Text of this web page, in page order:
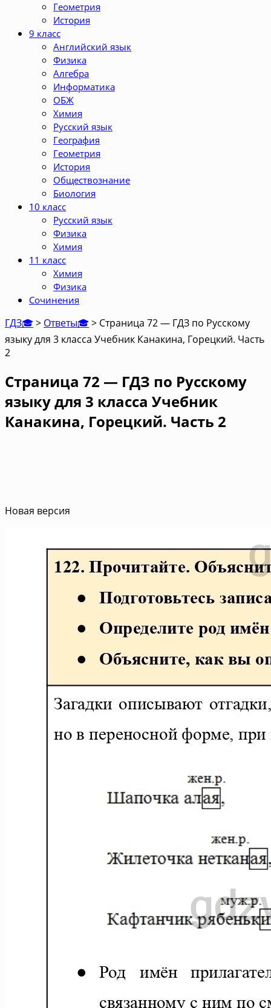
Геометрия
История
9 класс
Английский язык
Физика
Алгебра
Информатика
ОБЖ
Химия
Русский язык
География
Геометрия
История
Обществознание
Биология
10 класс
Русский язык
Физика
Химия
11 класс
Химия
Физика
Сочинения
ГДЗ🎓> Ответы🎓> Страница 72 — ГДЗ по Русскому
языку для 3 класса Учебник Канакина, Горецкий. Часть
2
Страница 72 — ГДЗ по Русскому
языку для 3 класса Учебник
Канакина, Горецкий. Часть 2
Новая версия